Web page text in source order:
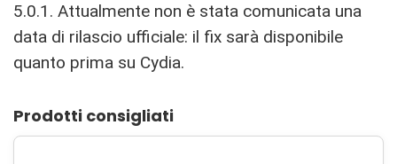
5.0.1. Attualmente non è stata comunicata una
data di rilascio ufficiale: il fix sarà disponibile
quanto prima su Cydia.
Prodotti consigliati